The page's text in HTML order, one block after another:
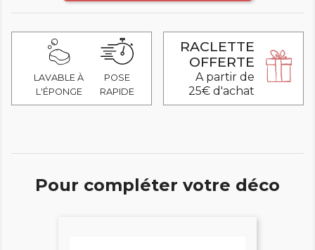
LAVABLE À
L'ÉPONGE
POSE
RAPIDE
RACLETTE
OFFERTE
A partir de
25€ d'achat
Pour compléter votre déco